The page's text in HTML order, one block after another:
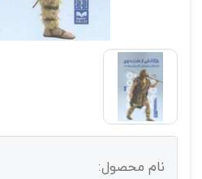
نام محصول: